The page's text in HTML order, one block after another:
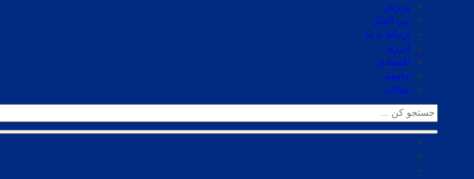
ورزش
بین الملل
ارتباط با ما
انرژی
اقتصادی
جامعه
مقالات